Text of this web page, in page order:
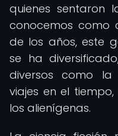
quienes sentaron
conocemos como
de los años, este
se ha
diversos como la
viajes en el
los alienígenas.